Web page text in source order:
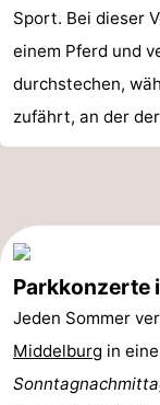
Sport. Bei dieser
einem Pferd und
durchstechen,
zufährt, an der
Parkkonzerte
Jeden Sommer
Middelburg in